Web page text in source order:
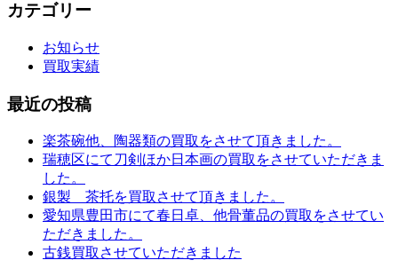
カテゴリー
お知らせ
買取実績
最近の投稿
楽茶碗他、陶器類の買取をさせて頂きました。
瑞穂区にて刀剣ほか日本画の買取をさせていただきま
した。
銀製 茶托を買取させて頂きました。
愛知県豊田市にて春日卓、他骨董品の買取をさせてい
ただきました。
古銭買取させていただきました